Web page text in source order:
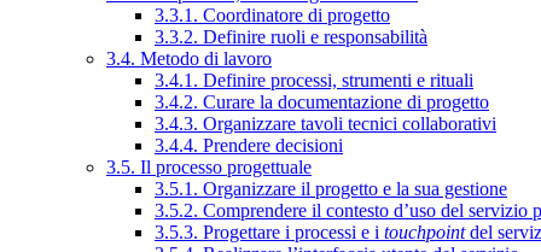
3.3.1. Coordinatore di progetto
3.3.2. Definire ruoli e responsabilità
3.4. Metodo di lavoro
3.4.1. Definire processi, strumenti e rituali
3.4.2. Curare la documentazione di progetto
3.4.3. Organizzare tavoli tecnici collaborativi
3.4.4. Prendere decisioni
3.5. Il processo progettuale
3.5.1. Organizzare il progetto e la sua gestione
3.5.2. Comprendere il contesto d’uso del servizio
3.5.3. Progettare i processi e i touchpointdel